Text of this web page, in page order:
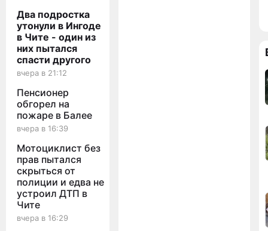
Два подростка
утонули в Ингоде
в Чите - один из
них пытался
спасти другого
вчера в 21:12
Пенсионер
обгорел на
пожаре в Балее
вчера в 16:39
Мотоциклист без
прав пытался
скрыться от
полиции и едва не
устроил ДТП в
Чите
вчера в 16:29